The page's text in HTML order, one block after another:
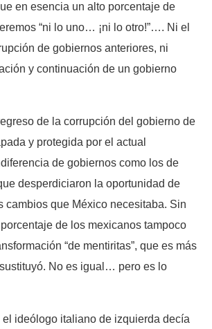
en esencia un alto porcentaje de
“ni lo uno… ¡ni lo otro!”…. Ni el
de gobiernos anteriores, ni
y continuación de un gobierno
de la corrupción del gobierno de
y protegida por el actual
de gobiernos como los de
desperdiciaron la oportunidad de
cambios que México necesitaba. Sin
de los mexicanos tampoco
“de mentiritas”, que es más
No es igual… pero es lo
ideólogo italiano de izquierda decía